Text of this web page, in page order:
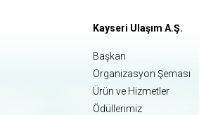
Kayseri Ulaşım A.Ş.
Başkan
Organizasyon Şeması
Ürün ve Hizmetler
Ödüllerimiz